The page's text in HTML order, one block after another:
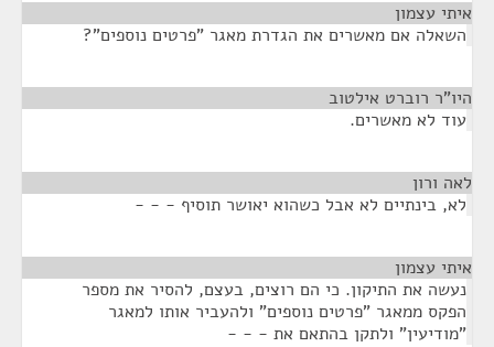
איתי עצמון
השאלה אם מאשרים את הגדרת מאגר "פרטים נוספים"?
היו"ר רוברט אילטוב
עוד לא מאשרים.
לאה ורון
לא, בינתיים לא אבל כשהוא יאושר תוסיף - - -
איתי עצמון
נעשה את התיקון. כי הם רוצים, בעצם, להסיר את מספר
הפקס ממאגר "פרטים נוספים" ולהעביר אותו למאגר
"מודיעין" ולתקן בהתאם את - - -